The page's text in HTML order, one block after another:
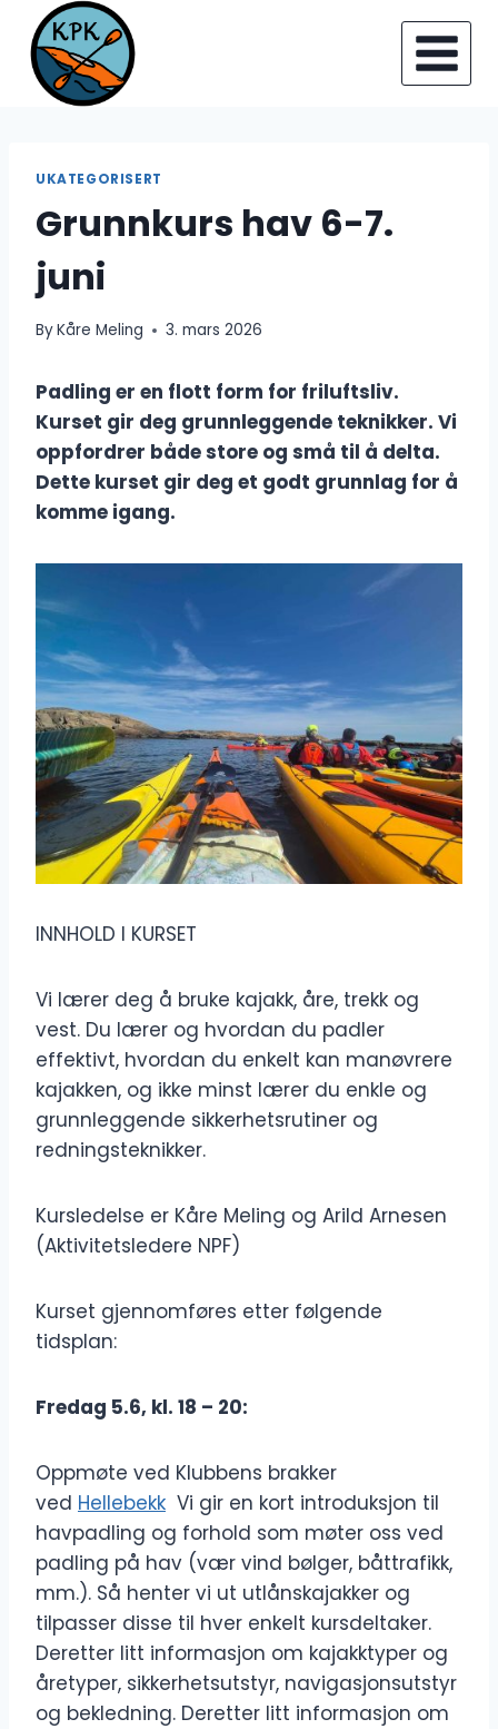
content
UKATEGORISERT
Grunnkurs hav 6-7.
juni
ByKåre Meling 3. mars 2026
Padling er en flott form for friluftsliv.
Kurset gir deg grunnleggende teknikker. Vi
oppfordrer både store og små til å delta.
Dette kurset gir deg et godt grunnlag for å
komme igang.
INNHOLD I KURSET
Vi lærer deg å bruke kajakk, åre, trekk og
vest. Du lærer og hvordan du padler
effektivt, hvordan du enkelt kan manøvrere
kajakken, og ikke minst lærer du enkle og
grunnleggende sikkerhetsrutiner og
redningsteknikker.
Kursledelse er Kåre Meling og Arild Arnesen
(Aktivitetsledere NPF)
Kurset gjennomføres etter følgende
tidsplan:
Fredag 5.6, kl. 18 – 20:
Oppmøte ved Klubbens brakker
ved Hellebekk Vi gir en kort introduksjon til
havpadling og forhold som møter oss ved
padling på hav (vær vind bølger, båttrafikk,
mm.). Så henter vi ut utlånskajakker og
tilpasser disse til hver enkelt kursdeltaker.
Deretter litt informasjon om kajakktyper og
åretyper, sikkerhetsutstyr, navigasjonsutstyr
og bekledning. Deretter litt informasjon om